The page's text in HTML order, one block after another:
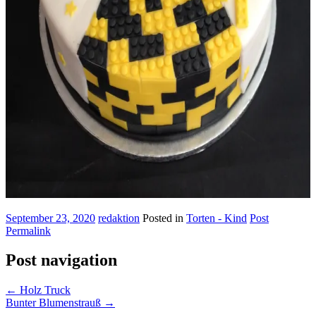
September 23, 2020 redaktion Posted in Torten - Kind Post
Permalink
Post navigation
← Holz Truck
Bunter Blumenstrauß →